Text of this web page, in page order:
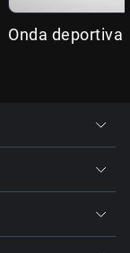
Onda deportiva